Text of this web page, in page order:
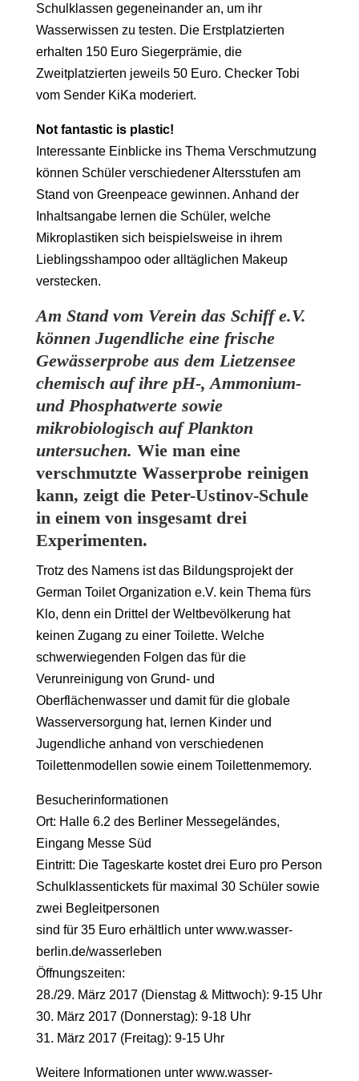
Schulklassen gegeneinander an, um ihr
Wasserwissen zu testen. Die Erstplatzierten
erhalten 150 Euro Siegerprämie, die
Zweitplatzierten jeweils 50 Euro. Checker Tobi
vom Sender KiKa moderiert.
Not fantastic is plastic!
Interessante Einblicke ins Thema Verschmutzung
können Schüler verschiedener Altersstufen am
Stand von Greenpeace gewinnen. Anhand der
Inhaltsangabe lernen die Schüler, welche
Mikroplastiken sich beispielsweise in ihrem
Lieblingsshampoo oder alltäglichen Makeup
verstecken.
Am Stand vom Verein das Schiff e.V.
können Jugendliche eine frische
Gewässerprobe aus dem Lietzensee
chemisch auf ihre pH-, Ammonium-
und Phosphatwerte sowie
mikrobiologisch auf Plankton
untersuchen. Wie man eine
verschmutzte Wasserprobe reinigen
kann, zeigt die Peter-Ustinov-Schule
in einem von insgesamt drei
Experimenten.
Trotz des Namens ist das Bildungsprojekt der
German Toilet Organization e.V. kein Thema fürs
Klo, denn ein Drittel der Weltbevölkerung hat
keinen Zugang zu einer Toilette. Welche
schwerwiegenden Folgen das für die
Verunreinigung von Grund- und
Oberflächenwasser und damit für die globale
Wasserversorgung hat, lernen Kinder und
Jugendliche anhand von verschiedenen
Toilettenmodellen sowie einem Toilettenmemory.
Besucherinformationen
Ort: Halle 6.2 des Berliner Messegeländes,
Eingang Messe Süd
Eintritt: Die Tageskarte kostet drei Euro pro Person
Schulklassentickets für maximal 30 Schüler sowie
zwei Begleitpersonen
sind für 35 Euro erhältlich unter www.wasser-
berlin.de/wasserleben
Öffnungszeiten:
28./29. März 2017 (Dienstag & Mittwoch): 9-15 Uhr
30. März 2017 (Donnerstag): 9-18 Uhr
31. März 2017 (Freitag): 9-15 Uhr
Weitere Informationen unter www.wasser-